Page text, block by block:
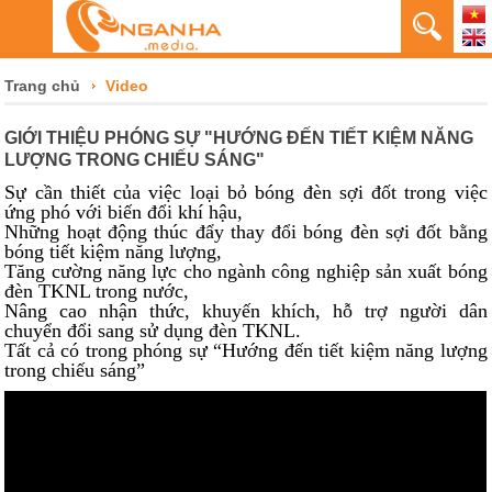
Trang chủ Video
GIỚI THIỆU PHÓNG SỰ "HƯỚNG ĐẾN TIẾT KIỆM NĂNG
LƯỢNG TRONG CHIẾU SÁNG"
Sự cần thiết của việc loại bỏ bóng đèn sợi đốt trong việc
ứng phó với biến đổi khí hậu,
Những hoạt động thúc đẩy thay đổi bóng đèn sợi đốt bằng
bóng tiết kiệm năng lượng,
Tăng cường năng lực cho ngành công nghiệp sản xuất bóng
đèn TKNL trong nước,
Nâng cao nhận thức, khuyến khích, hỗ trợ người dân
chuyển đổi sang sử dụng đèn TKNL.
Tất cả có trong phóng sự “Hướng đến tiết kiệm năng lượng
trong chiếu sáng”